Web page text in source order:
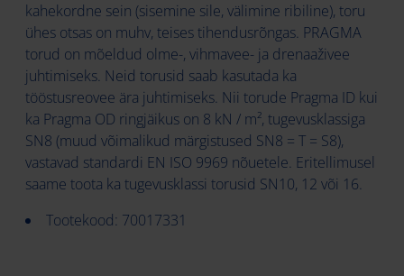
kahekordne sein (sisemine sile, välimine ribiline), toru
ühes otsas on muhv, teises tihendusrõngas. PRAGMA
torud on mõeldud olme-, vihmavee- ja drenaaživee
juhtimiseks. Neid torusid saab kasutada ka
tööstusreovee ära juhtimiseks. Nii torude Pragma ID kui
ka Pragma OD ringjäikus on 8 kN / m², tugevusklassiga
SN8 (muud võimalikud märgistused SN8 = T = S8),
vastavad standardi EN ISO 9969 nõuetele. Eritellimusel
saame toota ka tugevusklassi torusid SN10, 12 või 16.
Tootekood: 70017331